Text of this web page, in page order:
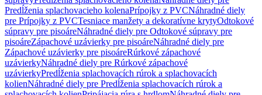
Predĺženia splachovacieho kolenaPrípojky z PVCNáhradné diely
pre Prípojky z PVCTesniace manžety a dekoratívne krytyOdtokové
súpravy pre pisoáreNáhradné diely pre Odtokové súpravy pre
pisoáreZápachové uzávierky pre pisoáreNáhradné diely pre
Zápachové uzávierky pre pisoáreRúrkové zápachové
uzávierkyNáhradné diely pre Rúrkové zápachové
uzávierkyPredĺženia splachovacích rúrok a splachovacích
kolienNáhradné diely pre Predĺženia splachovacích rúrok a